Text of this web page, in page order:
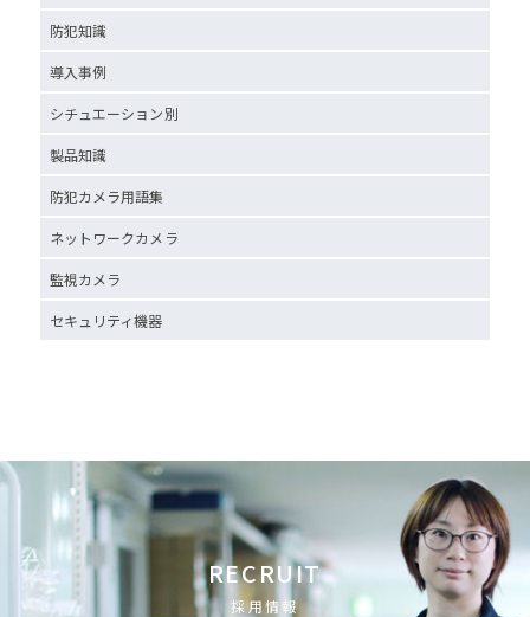
防犯知識
導入事例
シチュエーション別
製品知識
防犯カメラ用語集
ネットワークカメラ
監視カメラ
セキュリティ機器
RECRUIT
採用情報